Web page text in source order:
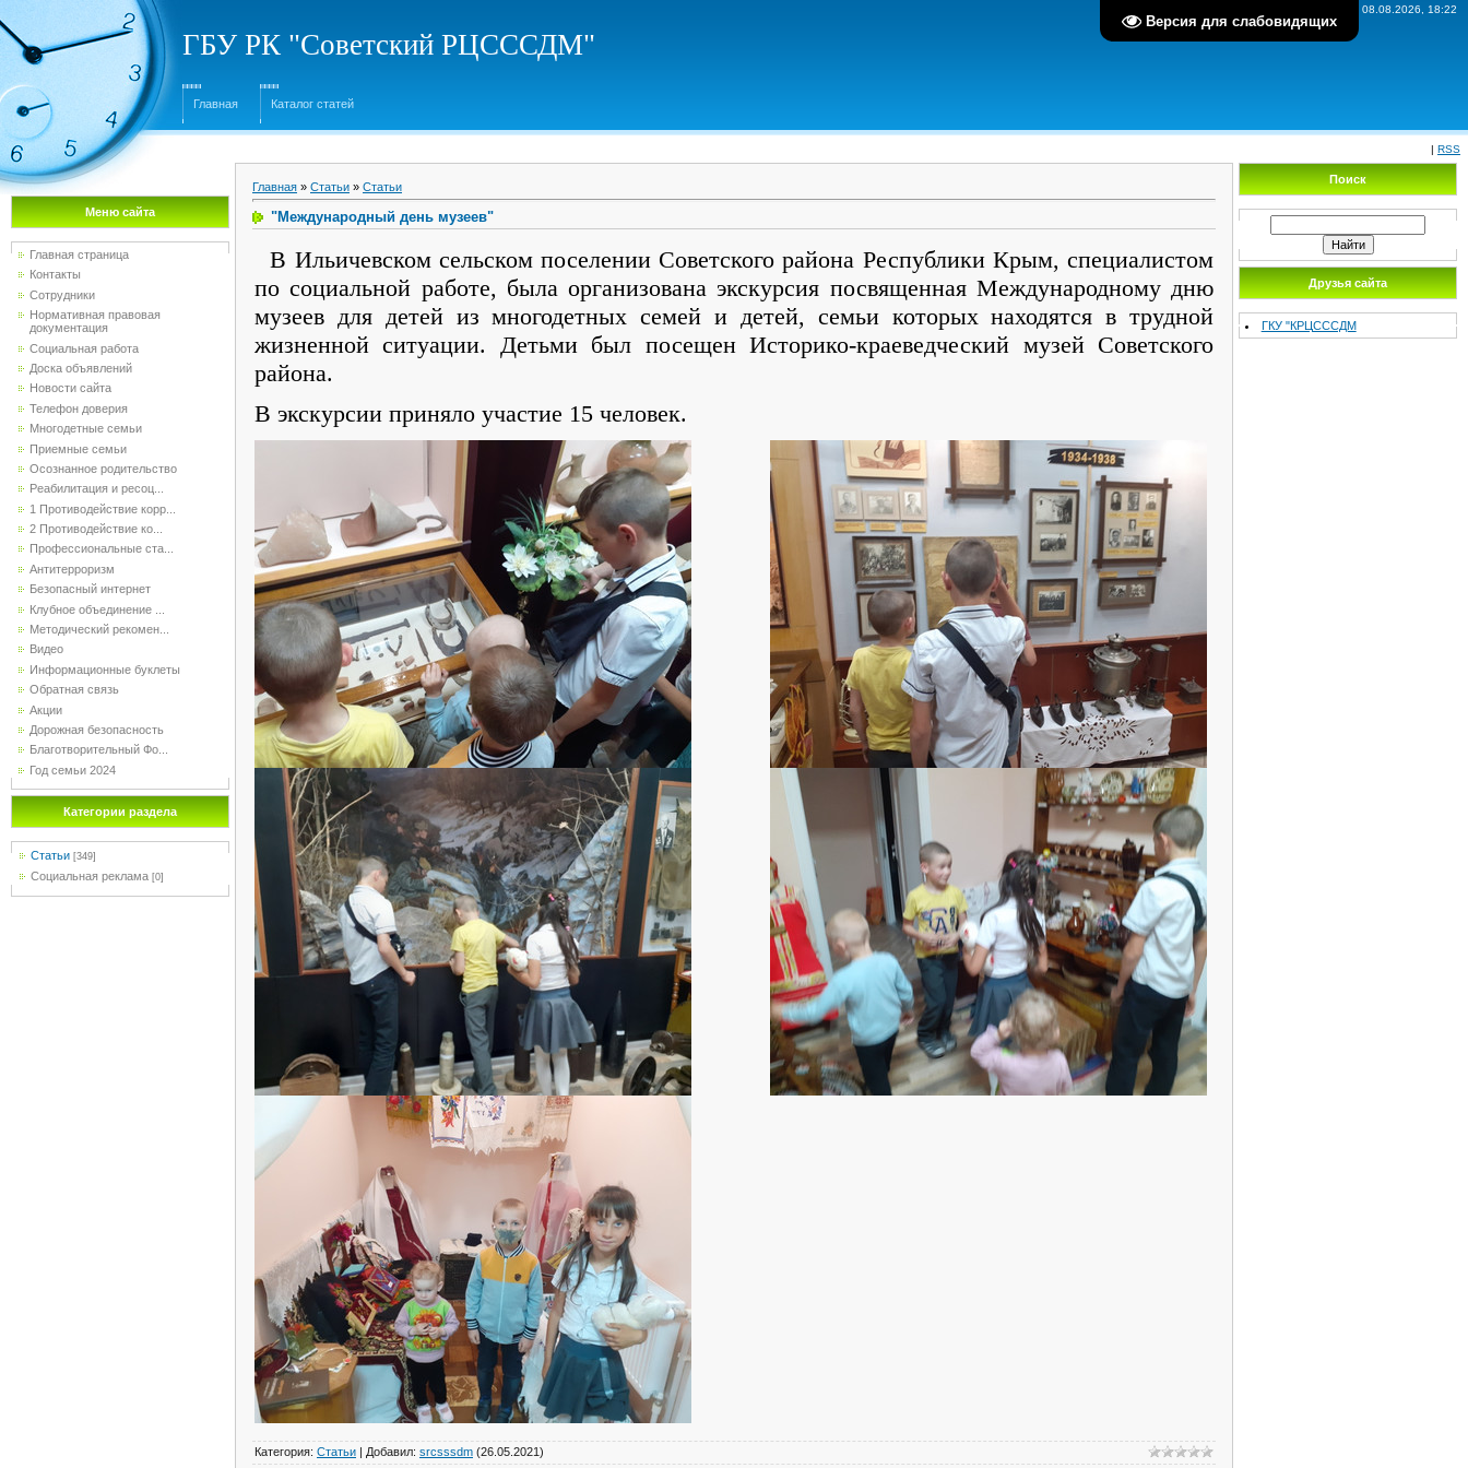
Версия для слабовидящих
Суббота, 08.08.2026, 18:22
ГБУ РК "Советский РЦСССДМ"
Главная Каталог статей
| RSS
Меню сайта
Главная страница
Контакты
Сотрудники
Нормативная правовая
документация
Социальная работа
Доска объявлений
Новости сайта
Телефон доверия
Многодетные семьи
Приемные семьи
Осознанное родительство
Реабилитация и ресоц...
1 Противодействие корр...
2 Противодействие ко...
Профессиональные ста...
Антитерроризм
Безопасный интернет
Клубное объединение ...
Методический рекомен...
Видео
Информационные буклеты
Обратная связь
Акции
Дорожная безопасность
Благотворительный Фо...
Год семьи 2024
Категории раздела
Статьи [349]
Социальная реклама [0]
Главная » Статьи » Статьи
"Международный день музеев"
В Ильичевском сельском поселении Советского района Республики Крым, специалистом
по социальной работе, была организована экскурсия посвященная Международному дню
музеев для детей из многодетных семей и детей, семьи которых находятся в трудной
жизненной ситуации. Детьми был посещен Историко-краеведческий музей Советского
района.
В экскурсии приняло участие 15 человек.
Категория: Статьи | Добавил: srcsssdm (26.05.2021)
Поиск
Друзья сайта
ГКУ "КРЦСССДМ